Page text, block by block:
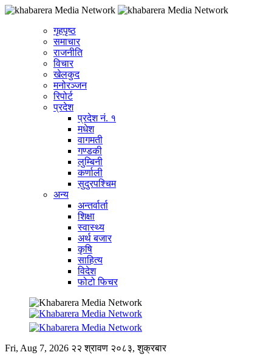
गृहपृष्ठ
समाचार
राजनीति
विचार
खेलकुद
मनोरञ्जन
रिपोर्ट
प्रदेश
प्रदेश नं. १
मधेश
वागमती
गण्डकी
लुम्बिनी
कर्णाली
सुदुरपश्चिम
अन्य
अन्तर्वार्ता
शिक्षा
स्वास्थ्य
अर्थ बजार
कृषि
साहित्य
विदेश
फोटो फिचर
Fri, Aug 7, 2026 २२ श्रावण २०८३, शुक्रबार